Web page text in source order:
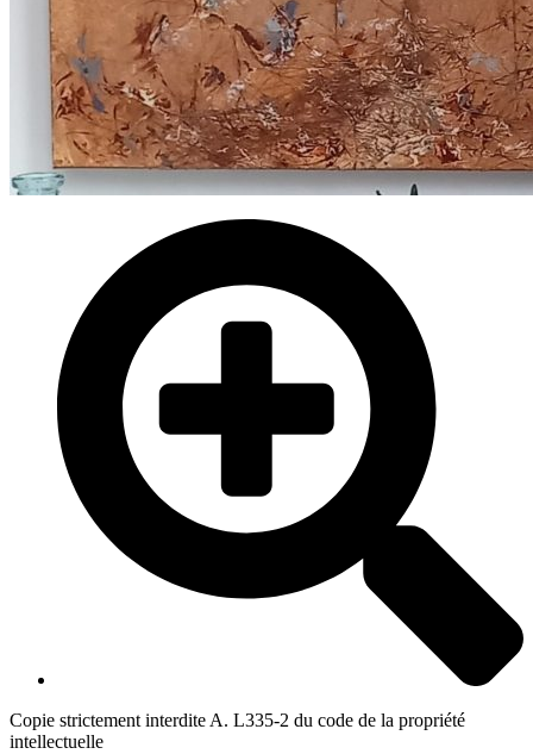
Copie strictement interdite A. L335-2 du code de la propriété
intellectuelle